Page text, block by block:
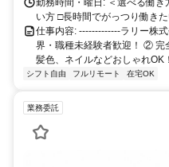
勤務時間・曜日: ＜選べる働
い方 □長時間でがっつり働き
仕事内容: -------------ラリー株
界・職種未経験者歓迎！ ② 完
髪色、ネイルなどおしゃれOK
シフト自由 フルリモート 在宅OK
業務委託